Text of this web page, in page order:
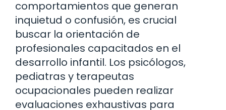
comportamientos que generan
inquietud o confusión, es crucial
buscar la orientación de
profesionales capacitados en el
desarrollo infantil. Los psicólogos,
pediatras y terapeutas
ocupacionales pueden realizar
evaluaciones exhaustivas para